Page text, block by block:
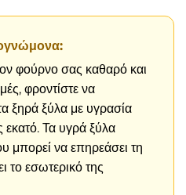
φούρνο σας καθαρό και
φροντίστε να
ξηρά ξύλα με υγρασία
εκατό. Τα υγρά ξύλα
μπορεί να επηρεάσει τη
το εσωτερικό της